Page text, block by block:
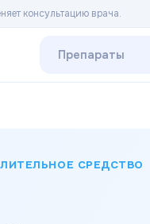
консультацию врача.
Препараты
СРЕДСТВО